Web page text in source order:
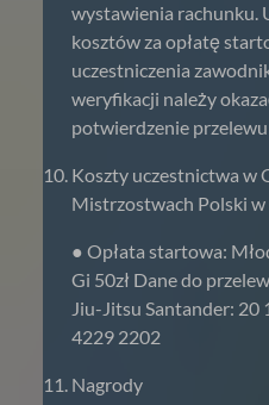
wystawienia rachunku.
kosztów za opłatę
uczestniczenia
weryfikacji należy
potwierdzenie
Koszty uczestnictwa w
Mistrzostwach Polski
● Opłata startowa:
Gi 50zł Dane do
Jiu-Jitsu Santander: 20
4229 2202
Nagrody